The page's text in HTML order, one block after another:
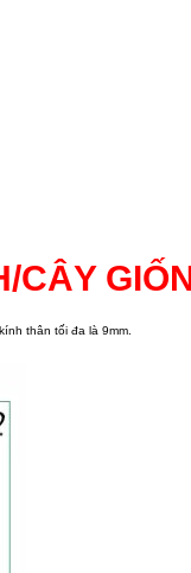
CÂY
thân tối đa là 9mm.